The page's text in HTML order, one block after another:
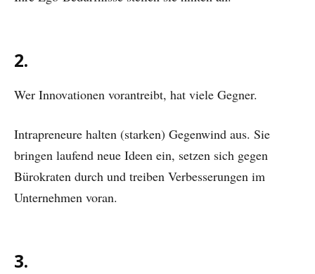
2.
Wer Innovationen vorantreibt, hat viele Gegner.
Intrapreneure halten (starken) Gegenwind aus. Sie
bringen laufend neue Ideen ein, setzen sich gegen
Bürokraten durch und treiben Verbesserungen im
Unternehmen voran.
3.